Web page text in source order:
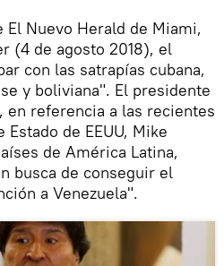
El Nuevo Herald de Miami,
(4 de agosto 2018), el
con las satrapías cubana,
y boliviana". El presidente
en referencia a las recientes
de EEUU, Mike
de América Latina,
busca de conseguir el
a Venezuela".